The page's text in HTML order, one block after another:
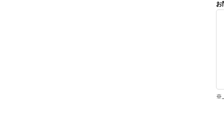
お
※